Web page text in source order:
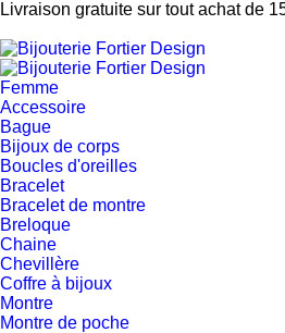
Livraison gratuite sur tout achat de
Femme
Accessoire
Bague
Bijoux de corps
Boucles d'oreilles
Bracelet
Bracelet de montre
Breloque
Chaine
Chevillère
Coffre à bijoux
Montre
Montre de poche